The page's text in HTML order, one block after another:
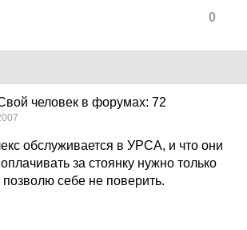
0
обслуживается в УРСА, и что они
за стоянку нужно только
позволю себе не поверить.